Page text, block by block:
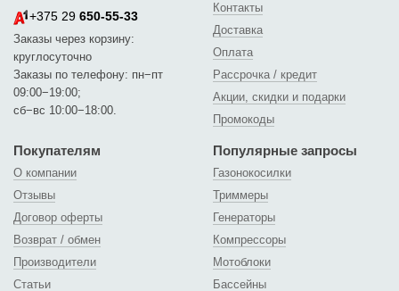
+375 29 650-55-33
Заказы через корзину:
круглосуточно
Заказы по телефону: пн−пт
09:00−19:00;
сб−вс 10:00−18:00.
Контакты
Доставка
Оплата
Рассрочка / кредит
Акции, скидки и подарки
Промокоды
Покупателям
О компании
Отзывы
Договор оферты
Возврат / обмен
Производители
Статьи
Популярные запросы
Газонокосилки
Триммеры
Генераторы
Компрессоры
Мотоблоки
Бассейны